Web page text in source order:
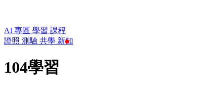
AI 專區 學習 課程
證照 測驗 共學 新知
104學習